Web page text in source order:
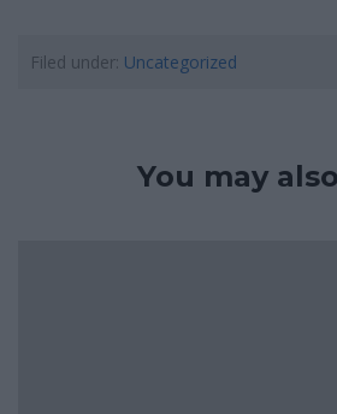
Filed under: Uncategorized
You may